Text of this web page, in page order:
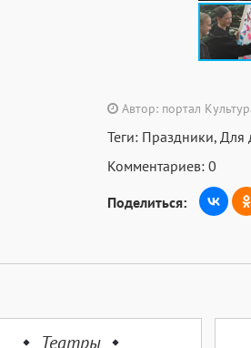
Автор: портал
Теги: Праздники, Для
Комментариев: 0
Поделиться:
Театры